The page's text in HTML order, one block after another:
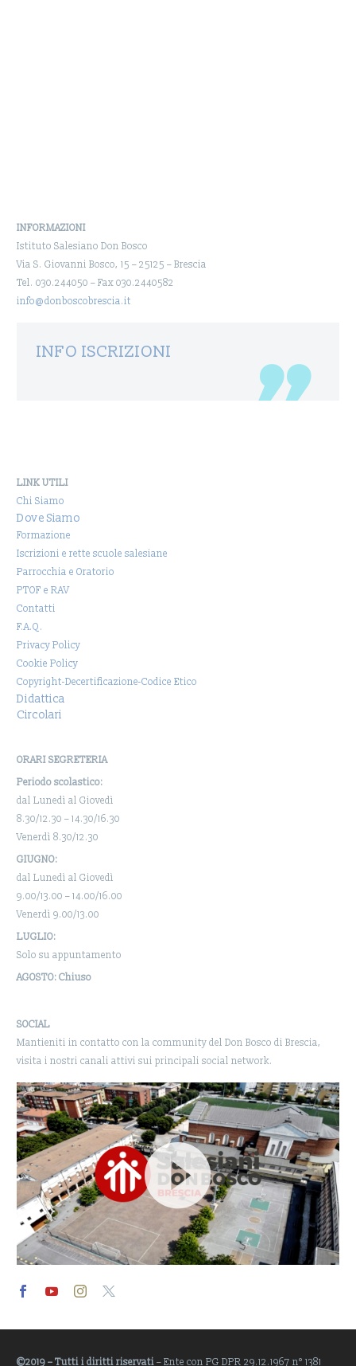
INFORMAZIONI
Istituto Salesiano Don Bosco
Via S. Giovanni Bosco, 15 – 25125 – Brescia
Tel. 030.244050 – Fax 030.2440582
info@donboscobrescia.it
INFO ISCRIZIONI
LINK UTILI
Chi Siamo
Dove Siamo
Formazione
Iscrizioni e rette scuole salesiane
Parrocchia e Oratorio
PTOF e RAV
Contatti
F.A.Q.
Privacy Policy
Cookie Policy
Copyright-Decertificazione-Codice Etico
Didattica
Circolari
ORARI SEGRETERIA
Periodo scolastico:
dal Lunedì al Giovedì
8.30/12.30 – 14.30/16.30
Venerdì 8.30/12.30
GIUGNO:
dal Lunedì al Giovedì
9.00/13.00 – 14.00/16.00
Venerdì 9.00/13.00
LUGLIO:
Solo su appuntamento
AGOSTO: Chiuso
SOCIAL
Mantieniti in contatto con la community del Don Bosco di Brescia,
visita i nostri canali attivi sui principali social network.
Player
©2019 – Tutti i diritti riservati – Ente con PG DPR 29.12.1967 n° 1381